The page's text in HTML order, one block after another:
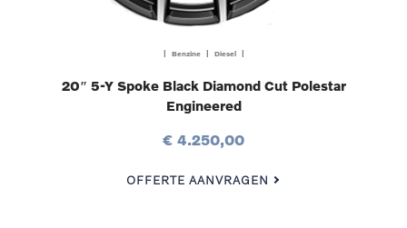
| Benzine | Diesel |
20″ 5-Y Spoke Black Diamond Cut Polestar
Engineered
€ 4.250,00
OFFERTE AANVRAGEN